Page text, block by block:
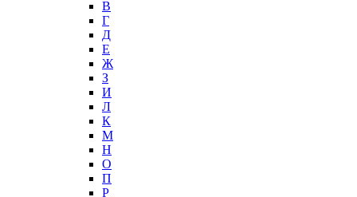
В
Г
Д
Е
Ж
З
И
Л
К
М
Н
О
П
Р